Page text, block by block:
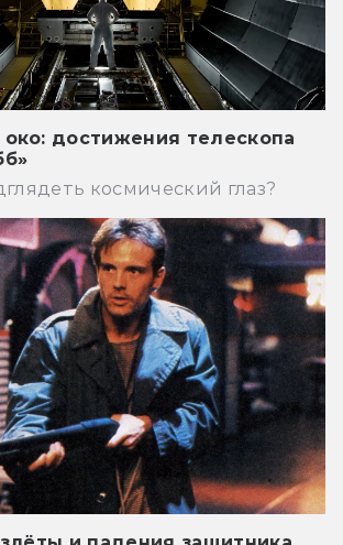
достижения телескопа
космический глаз?